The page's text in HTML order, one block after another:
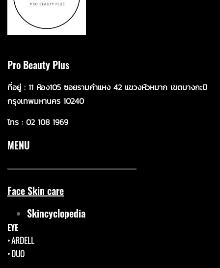
Pro Beauty Plus
ที่อยู่ : 11 ห้อง105 ซอยรามคำแหง 42 แขวงหัวหมาก เขตบางกะปิ
กรุงเทพมหานคร 10240
โทร : 02 108 1969
MENU
Face Skin care
Skincyclopedia
EYE
•ARDELL
•DUO